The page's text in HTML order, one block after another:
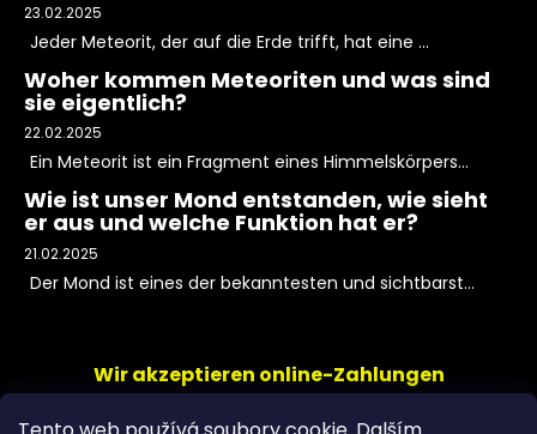
23.02.2025
Jeder Meteorit, der auf die Erde trifft, hat eine ...
Woher kommen Meteoriten und was sind
sie eigentlich?
22.02.2025
Ein Meteorit ist ein Fragment eines Himmelskörpers...
Wie ist unser Mond entstanden, wie sieht
er aus und welche Funktion hat er?
21.02.2025
Der Mond ist eines der bekanntesten und sichtbarst...
Wir akzeptieren online-Zahlungen